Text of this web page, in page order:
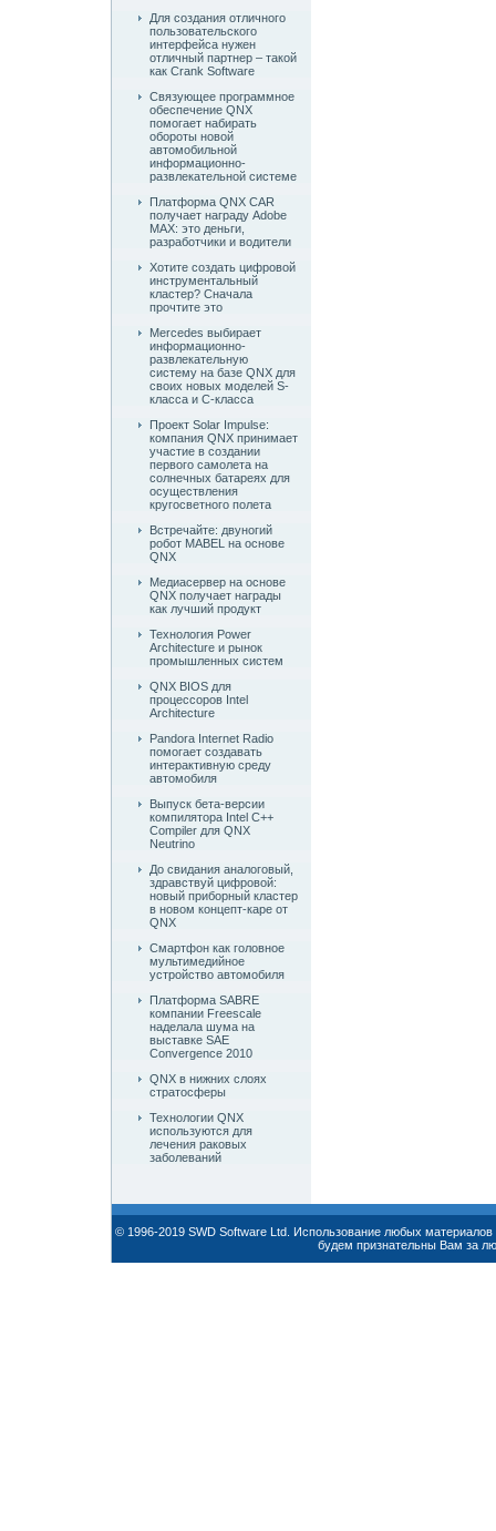
Для создания отличного
пользовательского
интерфейса нужен
отличный партнер – такой
как Crank Software
Связующее программное
обеспечение QNX
помогает набирать
обороты новой
автомобильной
информационно-
развлекательной системе
Платформа QNX CAR
получает награду Adobe
MAX: это деньги,
разработчики и водители
Хотите создать цифровой
инструментальный
кластер? Сначала
прочтите это
Mercedes выбирает
информационно-
развлекательную
систему на базе QNX для
своих новых моделей S-
класса и C-класса
Проект Solar Impulse:
компания QNX принимает
участие в создании
первого самолета на
солнечных батареях для
осуществления
кругосветного полета
Встречайте: двуногий
робот MABEL на основе
QNX
Медиасервер на основе
QNX получает награды
как лучший продукт
Технология Power
Architecture и рынок
промышленных систем
QNX BIOS для
процессоров Intel
Architecture
Pandora Internet Radio
помогает создавать
интерактивную среду
автомобиля
Выпуск бета-версии
компилятора Intel C++
Compiler для QNX
Neutrino
До свидания аналоговый,
здравствуй цифровой:
новый приборный кластер
в новом концепт-каре от
QNX
Смартфон как головное
мультимедийное
устройство автомобиля
Платформа SABRE
компании Freescale
наделала шума на
выставке SAE
Convergence 2010
QNX в нижних слоях
стратосферы
Технологии QNX
используются для
лечения раковых
заболеваний
© 1996-2019 SWD Software Ltd. Использование любых
будем признательны Вам за